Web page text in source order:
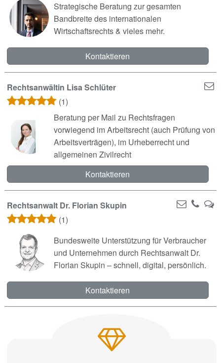
Strategische Beratung zur gesamten
Bandbreite des internationalen
Wirtschaftsrechts & vieles mehr.
Kontaktieren
Rechtsanwältin Lisa Schlüter
(1)
Beratung per Mail zu Rechtsfragen
vorwiegend im Arbeitsrecht (auch Prüfung von
Arbeitsverträgen), im Urheberrecht und
allgemeinen Zivilrecht
Kontaktieren
Rechtsanwalt Dr. Florian Skupin
(1)
Bundesweite Unterstützung für Verbraucher
und Unternehmen durch Rechtsanwalt Dr.
Florian Skupin – schnell, digital, persönlich.
Kontaktieren